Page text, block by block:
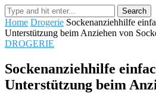
Home Drogerie Sockenanziehhilfe
Unterstützung beim Anziehen von
DROGERIE
Sockenanziehhilfe
Unterstützung beim